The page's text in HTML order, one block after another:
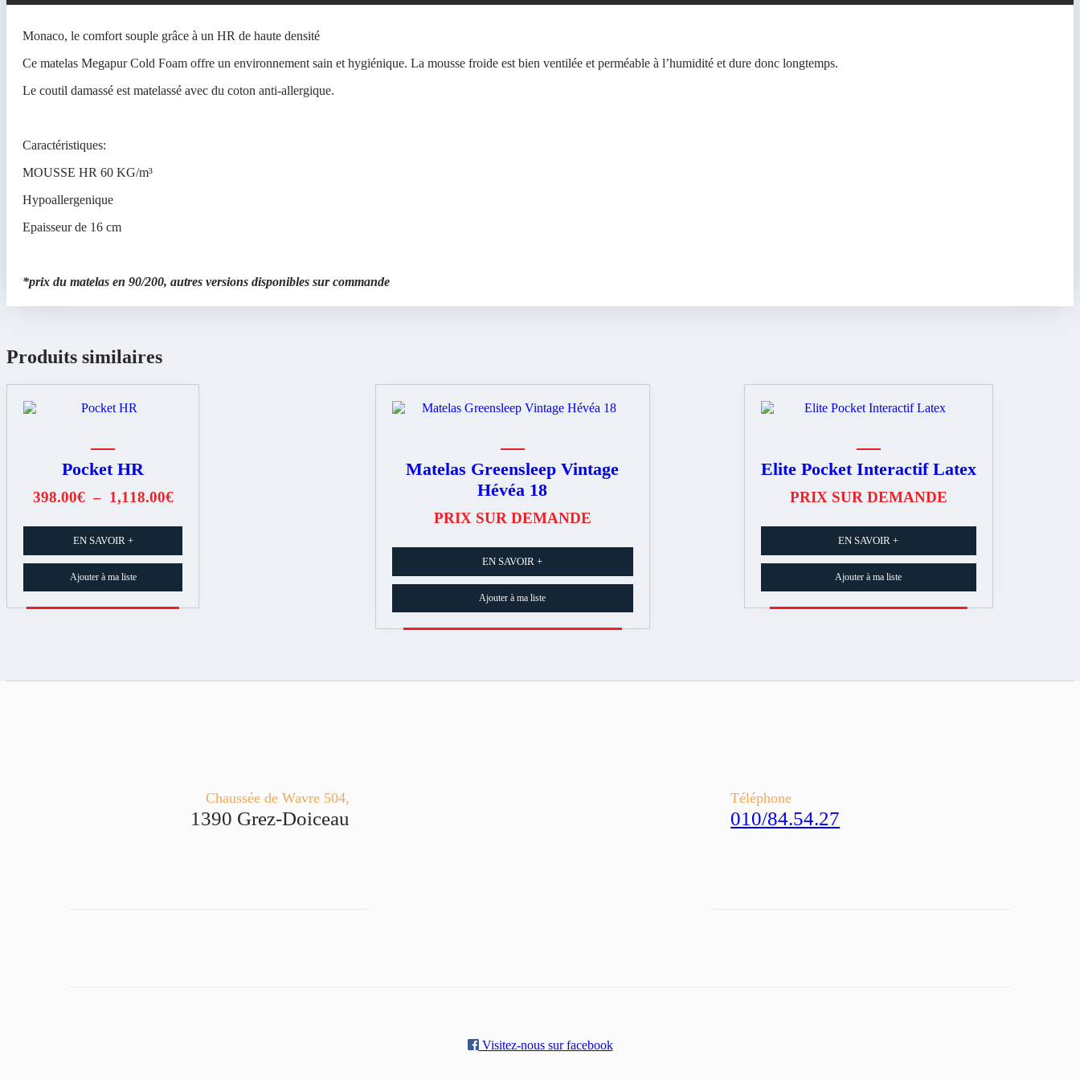
Monaco, le comfort souple grâce à un HR de haute densité
Ce matelas Megapur Cold Foam offre un environnement sain et hygiénique. La mousse froide est bien ventilée et perméable à l’humidité et dure donc longtemps.
Le coutil damassé est matelassé avec du coton anti-allergique.
Caractéristiques:
MOUSSE HR 60 KG/m³
Hypoallergenique
Epaisseur de 16 cm
*prix du matelas en 90/200, autres versions disponibles sur commande
Produits similaires
Pocket HR
398.00€ – 1,118.00€Plage
prix :
à
EN SAVOIR +
Ajouter à ma liste
Matelas Greensleep Vintage
Hévéa 18
PRIX SUR DEMANDE
EN SAVOIR +
Ajouter à ma liste
Elite Pocket Interactif Latex
PRIX SUR DEMANDE
EN SAVOIR +
Ajouter à ma liste
Chaussée de Wavre 504,
1390 Grez-Doiceau
Téléphone
010/84.54.27
Visitez-nous sur facebook